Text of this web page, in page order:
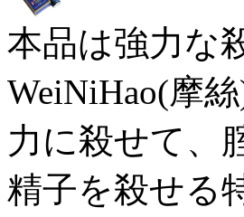
本品は強力な
WeiNiHao(摩
力に殺せて、
精子を殺せる